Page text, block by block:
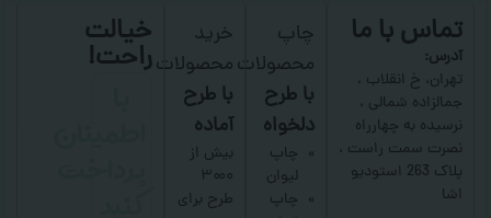
تماس با ما
آدرس:
تهران، خ انقلاب ،
جمالزاده شمالی ،
نرسیده به چهارراه
نصرت سمت راست ،
پلاک 263 استودیو
اشا
چاپ
محصولات
با طرح
دلخواه
چاپ
لیوان
چاپ
خرید
محصولات
با طرح
آماده
بیش از
۳۰۰۰
طرح برای
خیالت
راحت!